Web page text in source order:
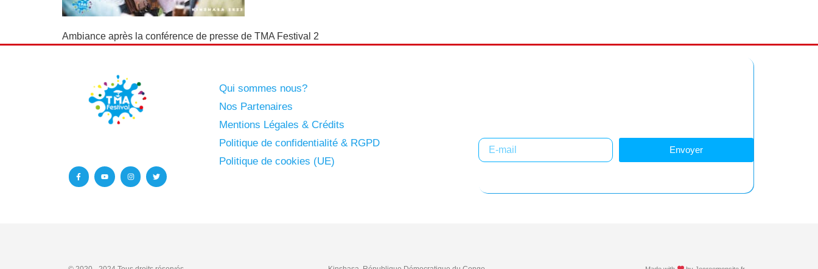
Ambiance après la conférence de presse de TMA Festival 2
Qui sommes nous?
Nos Partenaires
Mentions Légales & Crédits
Politique de confidentialité & RGPD
Politique de cookies (UE)
Envoyer